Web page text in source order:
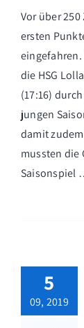
Vor über
ersten
eingefahren.
die HSG
(17:16)
jungen
damit
mussten die
Saisonspiel
5
09, 2019